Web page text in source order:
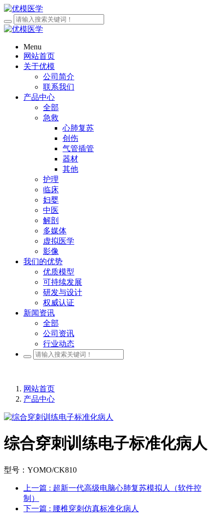
Menu
网站首页
关于优模
公司简介
联系我们
产品中心
全部
急救
心肺复苏
创伤
气管插管
器材
其他
护理
临床
妇婴
中医
解剖
多媒体
虚拟医学
影像
我们的优势
优质模型
可持续发展
研发与设计
权威认证
新闻资讯
全部
公司资讯
行业动态
网站首页
产品中心
综合穿刺训练电子标准化病人
型号：YOMO/CK810
上一篇 : 超新一代高级电脑心肺复苏模拟人（软件控
制）
下一篇 : 腰椎穿刺仿真标准化病人